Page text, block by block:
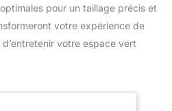
pour un taillage précis et
votre expérience de
votre espace vert